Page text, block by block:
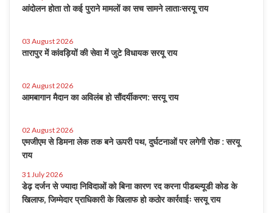
आंदोलन होता तो कई पुराने मामलों का सच सामने लाताःसरयू राय
03 August 2026
तारापुर में कांवड़ियों की सेवा में जुटे विधायक सरयू राय
02 August 2026
आमबागान मैदान का अविलंब हो सौंदर्यीकरण: सरयू राय
02 August 2026
एमजीएम से डिमना लेक तक बने ऊपरी पथ, दुर्घटनाओं पर लगेगी रोक : सरयू
राय
31 July 2026
डेढ़ दर्जन से ज्यादा निविदाओं को बिना कारण रद करना पीडब्ल्यूडी कोड के
खिलाफ, जिम्मेदार प्राधिकारी के खिलाफ हो कठोर कार्रवाईः सरयू राय